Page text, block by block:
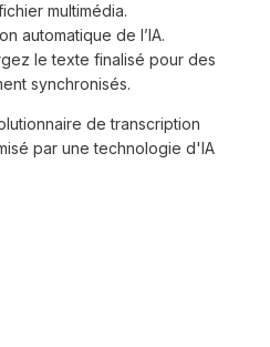
multimédia.
automatique de l’IA.
le texte finalisé pour des
synchronisés.
de transcription
par une technologie d'IA